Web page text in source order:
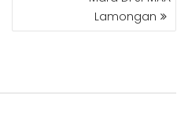
Lamongan